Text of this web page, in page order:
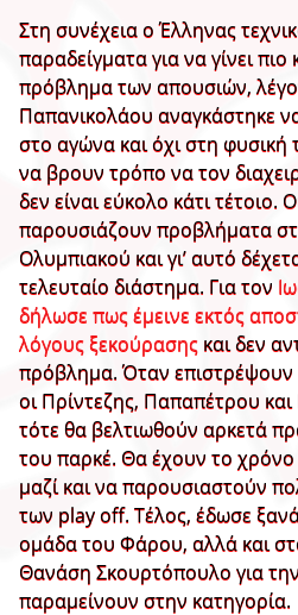
Στη συνέχεια ο Έλληνας
παραδείγματα για να γίνει
πρόβλημα των απουσιών,
Παπανικολάου αναγκάστηκε
στο αγώνα και όχι στη φυσική
να βρουν τρόπο να τον
δεν είναι εύκολο κάτι τέτοιο.
παρουσιάζουν προβλήματα
Ολυμπιακού και γι’ αυτό
τελευταίο διάστημα. Για τον
δήλωσε πως έμεινε εκτός
λόγους ξεκούρασηςκαι δεν
πρόβλημα. Όταν επιστρέψουν
οι Πρίντεζης, Παπαπέτρου
τότε θα βελτιωθούν αρκετά
του παρκέ. Θα έχουν το
μαζί και να παρουσιαστούν
των play off. Τέλος, έδωσε
ομάδα του Φάρου, αλλά και
Θανάση Σκουρτόπουλο για
παραμείνουν στην κατηγορία.